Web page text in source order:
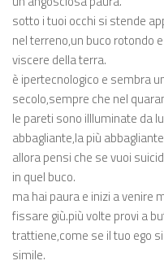
sotto i tuoi occhi si stende
nel terreno,un buco rotondo
viscere della terra.
è ipertecnologico e sembra
secolo,sempre che nel
le pareti sono illluminate da
abbagliante,la più
allora pensi che se vuoi
in quel buco.
ma hai paura e inizi a venire
fissare giù.più volte provi a
trattiene,come se il tuo ego
simile.